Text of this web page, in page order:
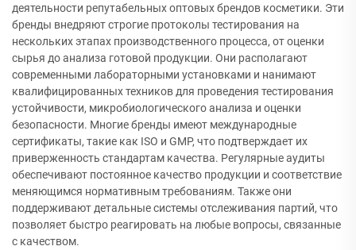
деятельности репутабельных оптовых брендов косметики. Эти
бренды внедряют строгие протоколы тестирования на
нескольких этапах производственного процесса, от оценки
сырья до анализа готовой продукции. Они располагают
современными лабораторными установками и нанимают
квалифицированных техников для проведения тестирования
устойчивости, микробиологического анализа и оценки
безопасности. Многие бренды имеют международные
сертификаты, такие как ISO и GMP, что подтверждает их
приверженность стандартам качества. Регулярные аудиты
обеспечивают постоянное качество продукции и соответствие
меняющимся нормативным требованиям. Также они
поддерживают детальные системы отслеживания партий, что
позволяет быстро реагировать на любые вопросы, связанные
с качеством.